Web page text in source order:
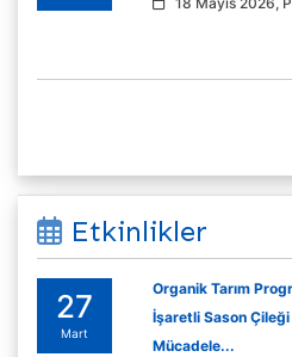
Etkinlikler
27
Mart
Organik Tarım
İşaretli Sason Çileği
Mücadele...